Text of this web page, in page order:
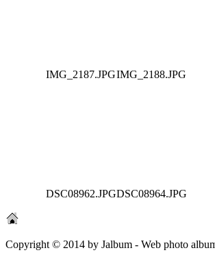
IMG_2187.JPGIMG_2188.JPG
DSC08962.JPGDSC08964.JPG
Copyright © 2014 by Jalbum - Web photo